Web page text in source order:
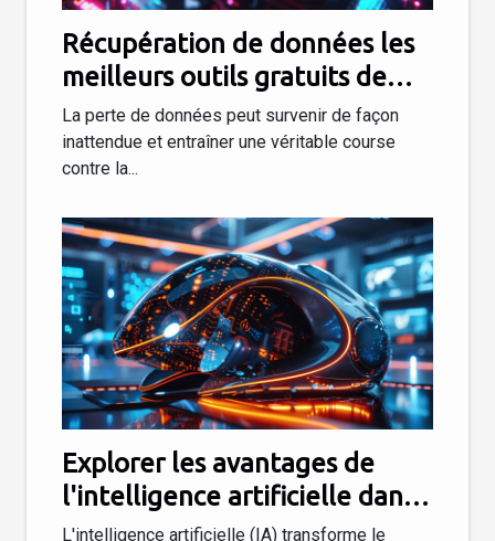
Récupération de données les
meilleurs outils gratuits de
2023
La perte de données peut survenir de façon
inattendue et entraîner une véritable course
contre la...
Explorer les avantages de
l'intelligence artificielle dans
la gestion de contenu en ligne
L'intelligence artificielle (IA) transforme le